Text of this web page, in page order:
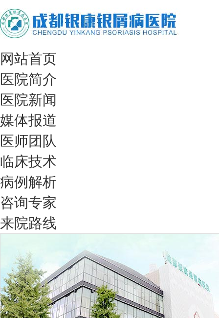
网站首页
医院简介
医院新闻
媒体报道
医师团队
临床技术
病例解析
咨询专家
来院路线